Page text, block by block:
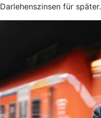
Darlehenszinsen für später.